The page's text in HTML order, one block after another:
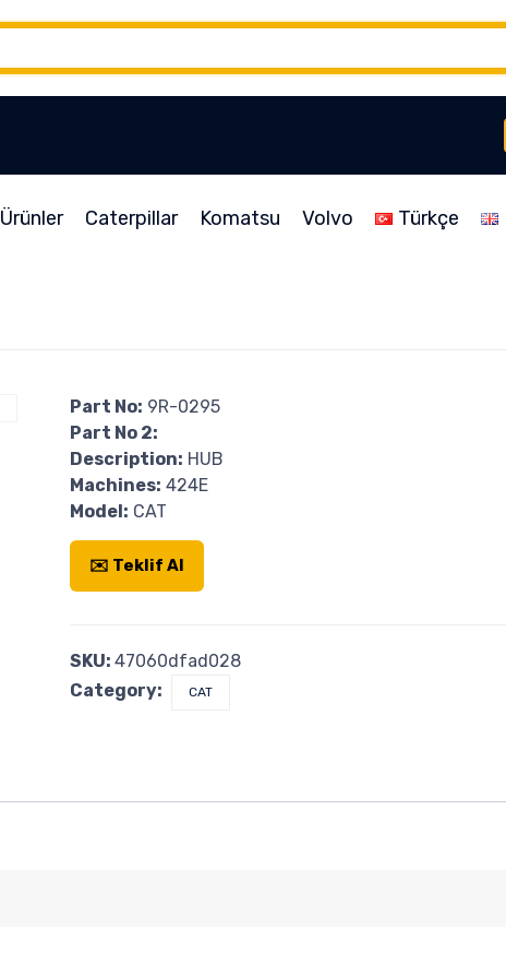
Ürünler Caterpillar Komatsu Volvo Türkçe
Part No: 9R-0295
Part No 2:
Description: HUB
Machines: 424E
Model: CAT
✉️ Teklif Al
SKU:47060dfad028
Category:
CAT